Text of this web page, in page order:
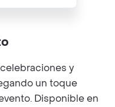
y
un toque
Disponible en